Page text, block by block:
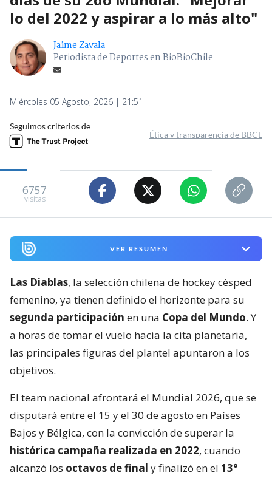
lo del 2022 y aspirar a lo más alto"
Jaime Zavala
Periodista de Deportes en BioBioChile
Miércoles 05 Agosto, 2026 | 21:51
Seguimos criterios de
Ética y transparencia de BBCL
6757
visitas
VER RESUMEN
Las Diablas, la selección chilena de hockey césped
femenino, ya tienen definido el horizonte para su
segunda participación en una Copa del Mundo. Y
a horas de tomar el vuelo hacia la cita planetaria,
las principales figuras del plantel apuntaron a los
objetivos.
El team nacional afrontará el Mundial 2026, que se
disputará entre el 15 y el 30 de agosto en Países
Bajos y Bélgica, con la convicción de superar la
histórica campaña realizada en 2022, cuando
alcanzó los octavos de final y finalizó en el 13°